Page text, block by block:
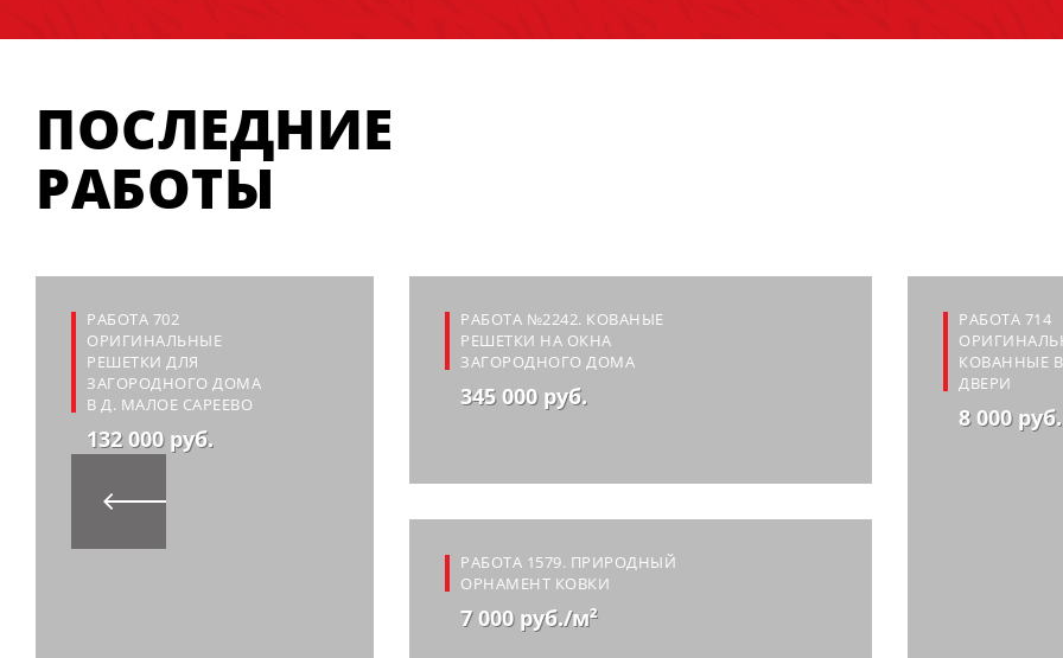
ПОСЛЕДНИЕ
РАБОТЫ
РАБОТА 702
ОРИГИНАЛЬНЫЕ
РЕШЕТКИ ДЛЯ
ЗАГОРОДНОГО ДОМА
В Д. МАЛОЕ САРЕЕВО
132 000 руб.
РАБОТА №2242. КОВАНЫЕ
РЕШЕТКИ НА ОКНА
ЗАГОРОДНОГО ДОМА
345 000 руб.
РАБОТА 1579. ПРИРОДНЫЙ
ОРНАМЕНТ КОВКИ
7 000 руб./м²
РАБОТА 714
КОВАННЫЕ
ДВЕРИ
8 000 руб.